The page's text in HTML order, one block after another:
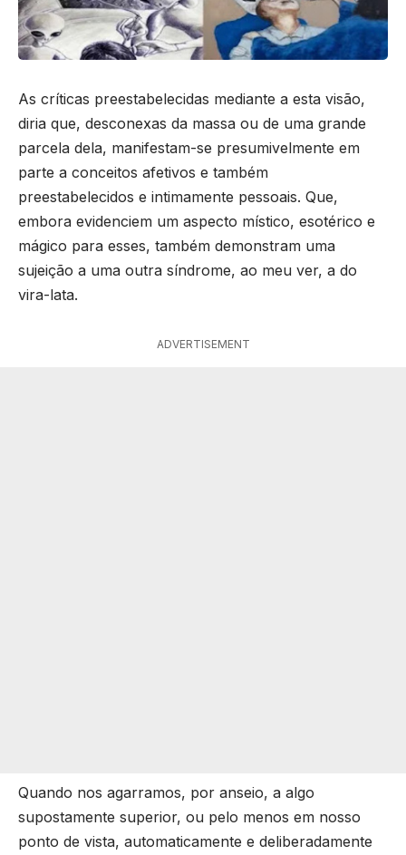
As críticas preestabelecidas mediante a esta visão,
diria que, desconexas da massa ou de uma grande
parcela dela, manifestam-se presumivelmente em
parte a conceitos afetivos e também
preestabelecidos e intimamente pessoais. Que,
embora evidenciem um aspecto místico, esotérico e
mágico para esses, também demonstram uma
sujeição a uma outra síndrome, ao meu ver, a do
vira-lata.
ADVERTISEMENT
Quando nos agarramos, por anseio, a algo
supostamente superior, ou pelo menos em nosso
ponto de vista, automaticamente e deliberadamente